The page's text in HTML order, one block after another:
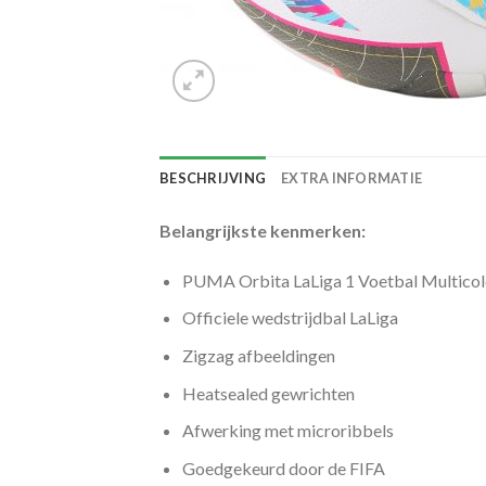
BESCHRIJVING EXTRA INFORMATIE
Belangrijkste kenmerken:
PUMA Orbita LaLiga 1 Voetbal
Officiele wedstrijdbal LaLiga
Zigzag afbeeldingen
Heatsealed gewrichten
Afwerking met microribbels
Goedgekeurd door de FIFA